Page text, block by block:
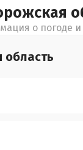
о погоде
область